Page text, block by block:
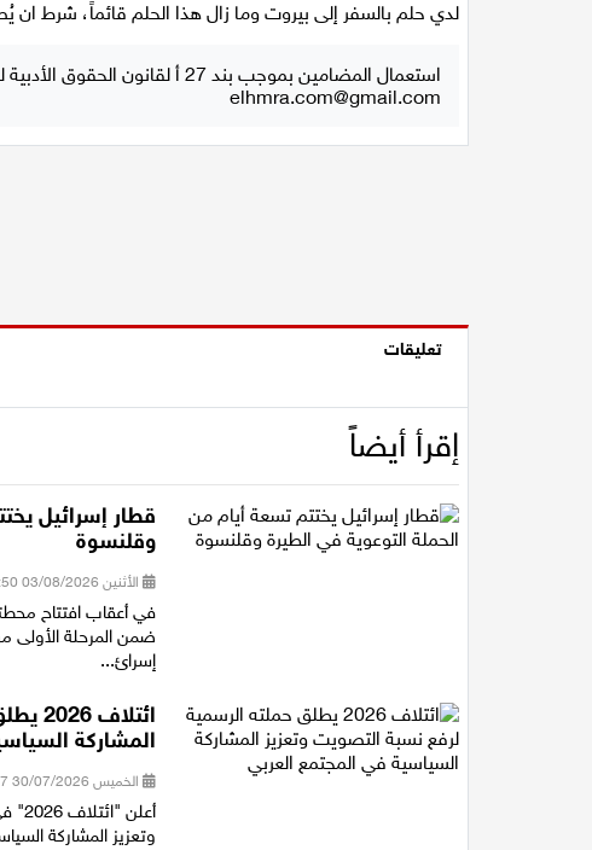
لدي حلم بالسفر إلى بيروت وما زال هذا الحلم قائماً، شرط
استعمال المضامين بموجب بند 27 أ لقانون الحقوق الأدبية لسنة 2007، يرجى ارسال رسالة الى:
elhmra.com@gmail.com
تعليقات
إقرأ أيضاً
قطار إسرائيل
وقلنسوة
الأثنين 03/08/2026 15:50
في أعقاب افتتاح
ضمن المرحلة الأولى
إسرائ...
المشاركة
الخميس 30/07/2026 16:27
وتعزيز المشاركة